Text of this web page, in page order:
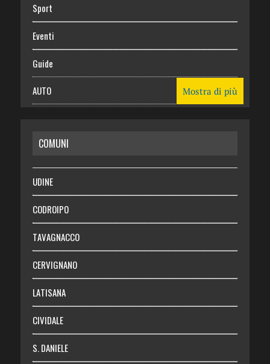
Sport
Eventi
Guide
AUTO
RISPARMIO
SALUTE
Necrologie
Chi siamo
Abbonati
Login
Mostra di più
COMUNI
UDINE
CODROIPO
TAVAGNACCO
CERVIGNANO
LATISANA
CIVIDALE
S. DANIELE